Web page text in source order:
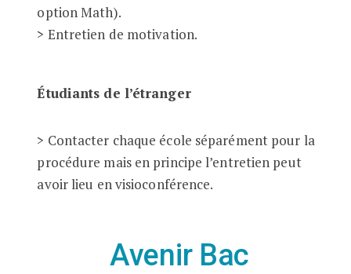
option Math).
> Entretien de motivation.
Étudiants de l’étranger
> Contacter chaque école séparément pour la
procédure mais en principe l’entretien peut
avoir lieu en visioconférence.
Avenir Bac